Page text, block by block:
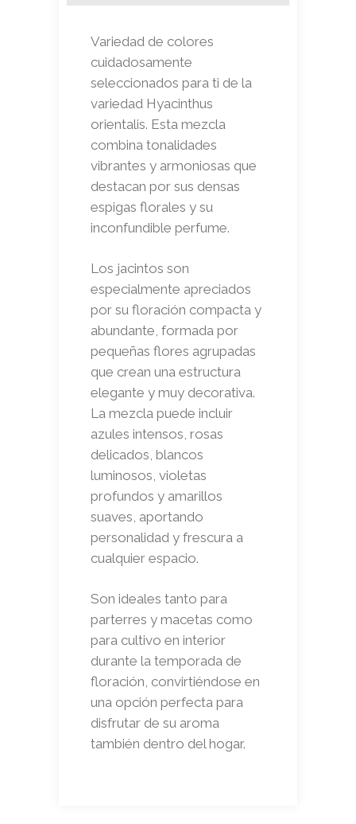
Variedad de colores
cuidadosamente
seleccionados para ti de la
variedad Hyacinthus
orientalis. Esta mezcla
combina tonalidades
vibrantes y armoniosas que
destacan por sus densas
espigas florales y su
inconfundible perfume.
Los jacintos son
especialmente apreciados
por su floración compacta y
abundante, formada por
pequeñas flores agrupadas
que crean una estructura
elegante y muy decorativa.
La mezcla puede incluir
azules intensos, rosas
delicados, blancos
luminosos, violetas
profundos y amarillos
suaves, aportando
personalidad y frescura a
cualquier espacio.
Son ideales tanto para
parterres y macetas como
para cultivo en interior
durante la temporada de
floración, convirtiéndose en
una opción perfecta para
disfrutar de su aroma
también dentro del hogar.